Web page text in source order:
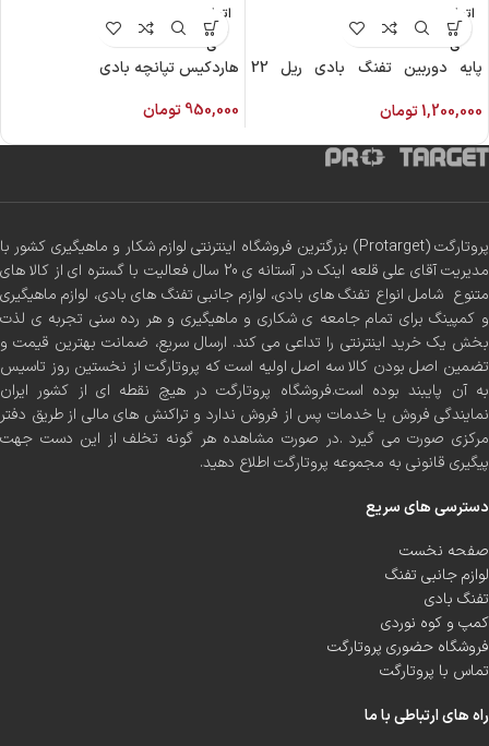
اتمام م
وجود
ی
پایه دوربین تفنگ بادی ریل 22
1,200,000تومان
اتمام م
وجود
ی
هاردکیس تپانچه بادی
950,000تومان
پروتارگت (Protarget) بزرگترین فروشگاه اینترنتی لوازم شکار و ماهیگیری کشور با
مدیریت آقای علی قلعه اینک در آستانه ی 20 سال فعالیت با گستره ای از کالا های
متنوع شامل انواع تفنگ های بادی، لوازم جانبی تفنگ های بادی، لوازم ماهیگیری
و کمپینگ برای تمام جامعه ی شکاری و ماهیگیری و هر رده سنی تجربه ی لذت
بخش یک خرید اینترنتی را تداعی می کند. ارسال سریع، ضمانت بهترین قیمت و
تضمین اصل بودن کالا سه اصل اولیه است که پروتارگت از نخستین روز تاسیس
به آن پایبند بوده است.فروشگاه پروتارگت در هیچ نقطه ای از کشور ایران
نمایندگی فروش یا خدمات پس از فروش ندارد و تراکنش های مالی از طریق دفتر
مرکزی صورت می گیرد .در صورت مشاهده هر گونه تخلف از این دست جهت
پیگیری قانونی به مجموعه پروتارگت اطلاع دهید.
دسترسی های سریع
صفحه نخست
لوازم جانبی تفنگ
تفنگ بادی
کمپ و کوه نوردی
فروشگاه حضوری پروتارگت
تماس با پروتارگت
راه های ارتباطی با ما